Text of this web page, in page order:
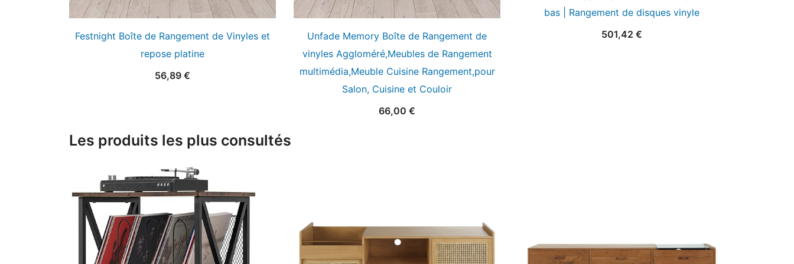
Festnight Boîte de Rangement de Vinyles et
repose platine
56,89 €
Unfade Memory Boîte de Rangement de
vinyles Aggloméré,Meubles de Rangement
multimédia,Meuble Cuisine Rangement,pour
Salon, Cuisine et Couloir
66,00 €
bas | Rangement de disques vinyle
501,42 €
Les produits les plus consultés